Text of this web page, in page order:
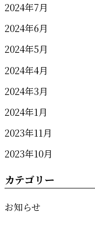
2024年7月
2024年6月
2024年5月
2024年4月
2024年3月
2024年1月
2023年11月
2023年10月
カテゴリー
お知らせ